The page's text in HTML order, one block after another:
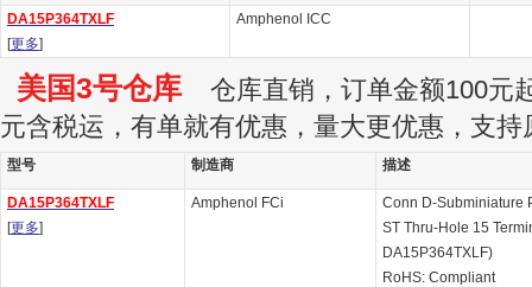
DA15P364TXLF
[更多]
Amphenol ICC
美国3号仓库 仓库直销，订单金额100元
元含税运，有单就有优惠，量大更优惠，支持
型号 制造商 描述
DA15P364TXLF
[更多]
Amphenol FCi
Conn D-Subminiature
ST Thru-Hole 15
DA15P364TXLF)
RoHS: Compliant